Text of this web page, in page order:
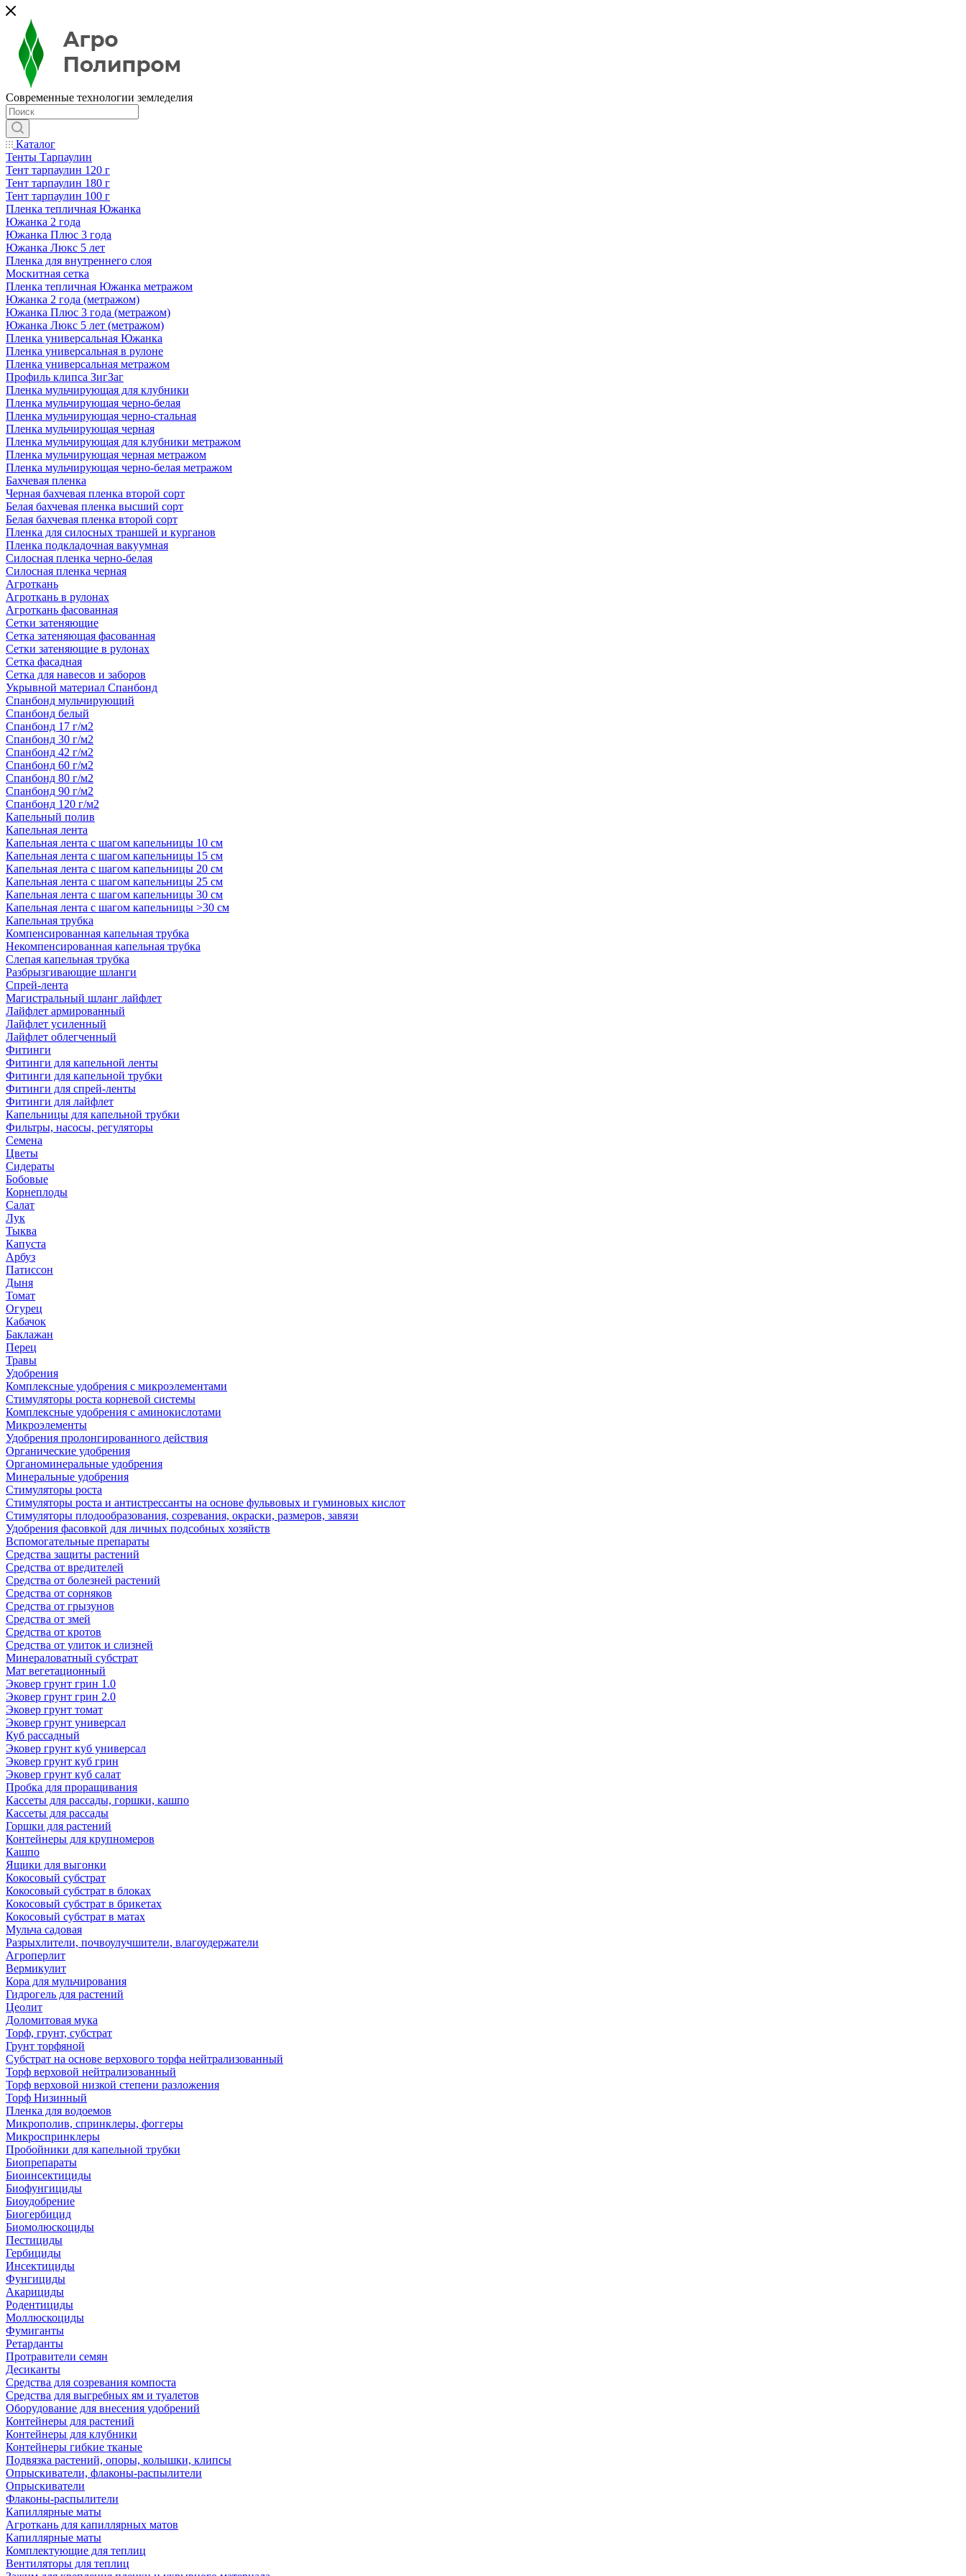
Современные технологии земледелия
Каталог
Тенты Тарпаулин
Тент тарпаулин 120 г
Тент тарпаулин 180 г
Тент тарпаулин 100 г
Пленка тепличная Южанка
Южанка 2 года
Южанка Плюс 3 года
Южанка Люкс 5 лет
Пленка для внутреннего слоя
Москитная сетка
Пленка тепличная Южанка метражом
Южанка 2 года (метражом)
Южанка Плюс 3 года (метражом)
Южанка Люкс 5 лет (метражом)
Пленка универсальная Южанка
Пленка универсальная в рулоне
Пленка универсальная метражом
Профиль клипса ЗигЗаг
Пленка мульчирующая для клубники
Пленка мульчирующая черно-белая
Пленка мульчирующая черно-стальная
Пленка мульчирующая черная
Пленка мульчирующая для клубники метражом
Пленка мульчирующая черная метражом
Пленка мульчирующая черно-белая метражом
Бахчевая пленка
Черная бахчевая пленка второй сорт
Белая бахчевая пленка высший сорт
Белая бахчевая пленка второй сорт
Пленка для силосных траншей и курганов
Пленка подкладочная вакуумная
Силосная пленка черно-белая
Силосная пленка черная
Агроткань
Агроткань в рулонах
Агроткань фасованная
Сетки затеняющие
Сетка затеняющая фасованная
Сетки затеняющие в рулонах
Сетка фасадная
Сетка для навесов и заборов
Укрывной материал Спанбонд
Спанбонд мульчирующий
Спанбонд белый
Спанбонд 17 г/м2
Спанбонд 30 г/м2
Спанбонд 42 г/м2
Спанбонд 60 г/м2
Спанбонд 80 г/м2
Спанбонд 90 г/м2
Спанбонд 120 г/м2
Капельный полив
Капельная лента
Капельная лента с шагом капельницы 10 см
Капельная лента с шагом капельницы 15 см
Капельная лента с шагом капельницы 20 см
Капельная лента с шагом капельницы 25 см
Капельная лента с шагом капельницы 30 см
Капельная лента с шагом капельницы >30 см
Капельная трубка
Компенсированная капельная трубка
Некомпенсированная капельная трубка
Слепая капельная трубка
Разбрызгивающие шланги
Спрей-лента
Магистральный шланг лайфлет
Лайфлет армированный
Лайфлет усиленный
Лайфлет облегченный
Фитинги
Фитинги для капельной ленты
Фитинги для капельной трубки
Фитинги для спрей-ленты
Фитинги для лайфлет
Капельницы для капельной трубки
Фильтры, насосы, регуляторы
Семена
Цветы
Сидераты
Бобовые
Корнеплоды
Салат
Лук
Тыква
Капуста
Арбуз
Патиссон
Дыня
Томат
Огурец
Кабачок
Баклажан
Перец
Травы
Удобрения
Комплексные удобрения с микроэлементами
Стимуляторы роста корневой системы
Комплексные удобрения с аминокислотами
Микроэлементы
Удобрения пролонгированного действия
Органические удобрения
Органоминеральные удобрения
Минеральные удобрения
Стимуляторы роста
Стимуляторы роста и антистрессанты на основе фульвовых и гуминовых кислот
Стимуляторы плодообразования, созревания, окраски, размеров, завязи
Удобрения фасовкой для личных подсобных хозяйств
Вспомогательные препараты
Средства защиты растений
Средства от вредителей
Средства от болезней растений
Средства от сорняков
Средства от грызунов
Средства от змей
Средства от кротов
Средства от улиток и слизней
Минераловатный субстрат
Мат вегетационный
Эковер грунт грин 1.0
Эковер грунт грин 2.0
Эковер грунт томат
Эковер грунт универсал
Куб рассадный
Эковер грунт куб универсал
Эковер грунт куб грин
Эковер грунт куб салат
Пробка для проращивания
Кассеты для рассады, горшки, кашпо
Кассеты для рассады
Горшки для растений
Контейнеры для крупномеров
Кашпо
Ящики для выгонки
Кокосовый субстрат
Кокосовый субстрат в блоках
Кокосовый субстрат в брикетах
Кокосовый субстрат в матах
Мульча садовая
Разрыхлители, почвоулучшители, влагоудержатели
Агроперлит
Вермикулит
Кора для мульчирования
Гидрогель для растений
Цеолит
Доломитовая мука
Торф, грунт, субстрат
Грунт торфяной
Субстрат на основе верхового торфа нейтрализованный
Торф верховой нейтрализованный
Торф верховой низкой степени разложения
Торф Низинный
Пленка для водоемов
Микрополив, спринклеры, фоггеры
Микроспринклеры
Пробойники для капельной трубки
Биопрепараты
Биоинсектициды
Биофунгициды
Биоудобрение
Биогербицид
Биомолюскоциды
Пестициды
Гербициды
Инсектициды
Фунгициды
Акарициды
Родентициды
Моллюскоциды
Фумиганты
Ретарданты
Протравители семян
Десиканты
Средства для созревания компоста
Средства для выгребных ям и туалетов
Оборудование для внесения удобрений
Контейнеры для растений
Контейнеры для клубники
Контейнеры гибкие тканые
Подвязка растений, опоры, колышки, клипсы
Опрыскиватели, флаконы-распылители
Опрыскиватели
Флаконы-распылители
Капиллярные маты
Агроткань для капиллярных матов
Капиллярные маты
Комплектующие для теплиц
Вентиляторы для теплиц